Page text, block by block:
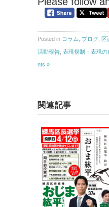
Posted in コラム ブログ 区
活動報告 表現規制・表現の
nts »
関連記事